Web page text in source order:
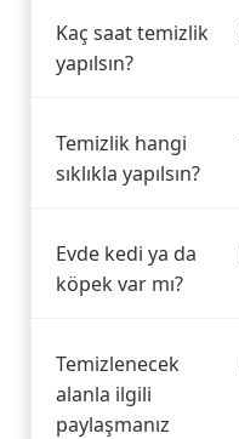
Kaç saat temizlik
yapılsın?
Temizlik hangi
sıklıkla yapılsın?
Evde kedi ya da
köpek var mı?
Temizlenecek
alanla ilgili
paylaşmanız